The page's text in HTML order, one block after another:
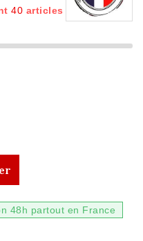
40 articles
48h partout en France